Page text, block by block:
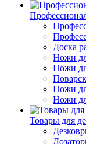
Доска
Ножи
Ножи
Ножи
Ножи
Товары для